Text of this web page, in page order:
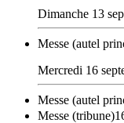
Dimanche 13
Messe (autel
Mercredi 16
Messe (autel
Messe (tribune)